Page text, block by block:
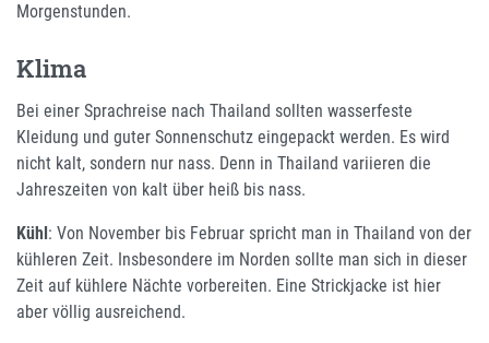
Morgenstunden.
Klima
Bei einer Sprachreise nach Thailand sollten wasserfeste
Kleidung und guter Sonnenschutz eingepackt werden. Es wird
nicht kalt, sondern nur nass. Denn in Thailand variieren die
Jahreszeiten von kalt über heiß bis nass.
Kühl: Von November bis Februar spricht man in Thailand von der
kühleren Zeit. Insbesondere im Norden sollte man sich in dieser
Zeit auf kühlere Nächte vorbereiten. Eine Strickjacke ist hier
aber völlig ausreichend.